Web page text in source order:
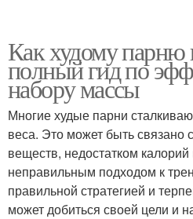
Как худому парню
полный гид по
набору массы
Многие худые парни
веса. Это может быть
веществ, недостатком
неправильным подходом к
правильной стратегией и
может добиться своей цели и